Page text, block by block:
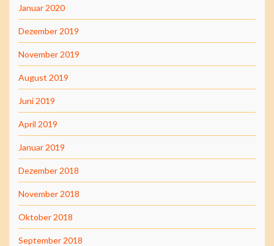
Januar 2020
Dezember 2019
November 2019
August 2019
Juni 2019
April 2019
Januar 2019
Dezember 2018
November 2018
Oktober 2018
September 2018